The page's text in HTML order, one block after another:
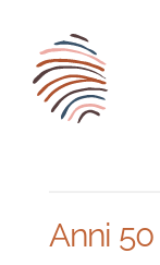
contenuto
Anni